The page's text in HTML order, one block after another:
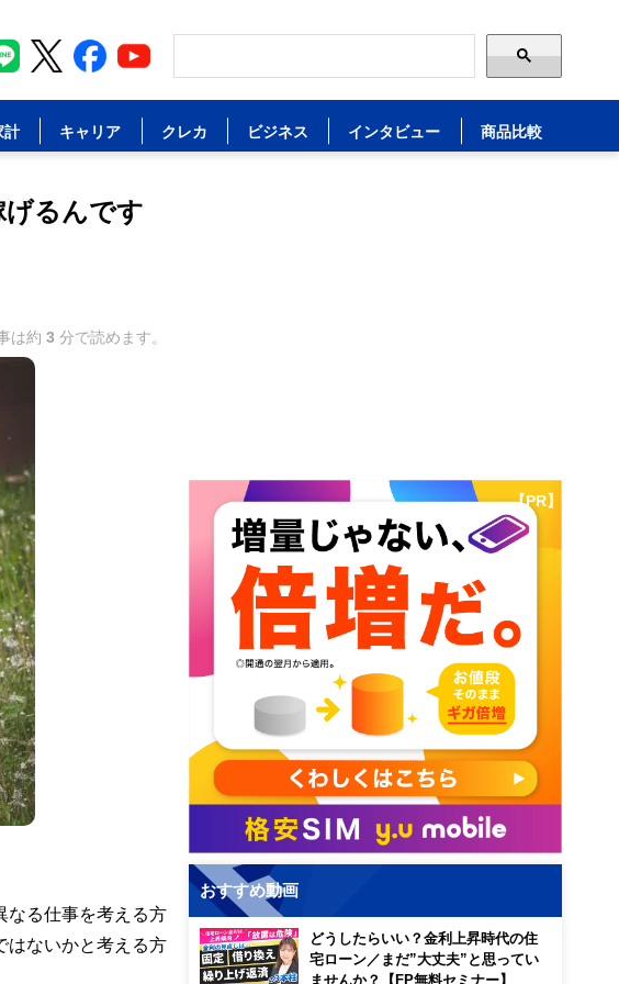
計 キャリア クレカ ビジネス インタビュー 商品比較
げるんです
は約 3 分で読めます。
なる仕事を考える方
はないかと考える方
【PR】
おすすめ動画
どうしたらいい？金利上昇時代の住
宅ローン／まだ”大丈夫”と思ってい
ませんか？【FP無料セミナー】